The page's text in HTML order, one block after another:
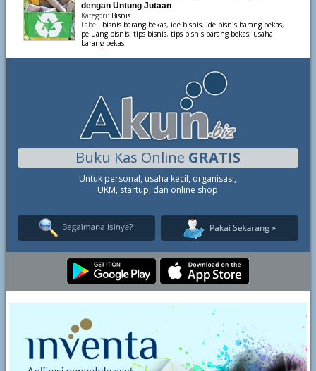
dengan Untung Jutaan
Kategori: Bisnis
Label: bisnis barang bekas, ide bisnis, ide bisnis barang bekas,
peluang bisnis, tips bisnis, tips bisnis barang bekas, usaha
barang bekas
Buku Kas Online GRATIS
Untuk personal, usaha kecil, organisasi,
UKM, startup, dan online shop